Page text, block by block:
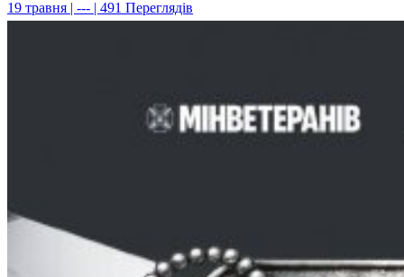
19 травня | --- | 491 Переглядів